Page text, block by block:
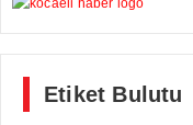
Etiket Bulutu